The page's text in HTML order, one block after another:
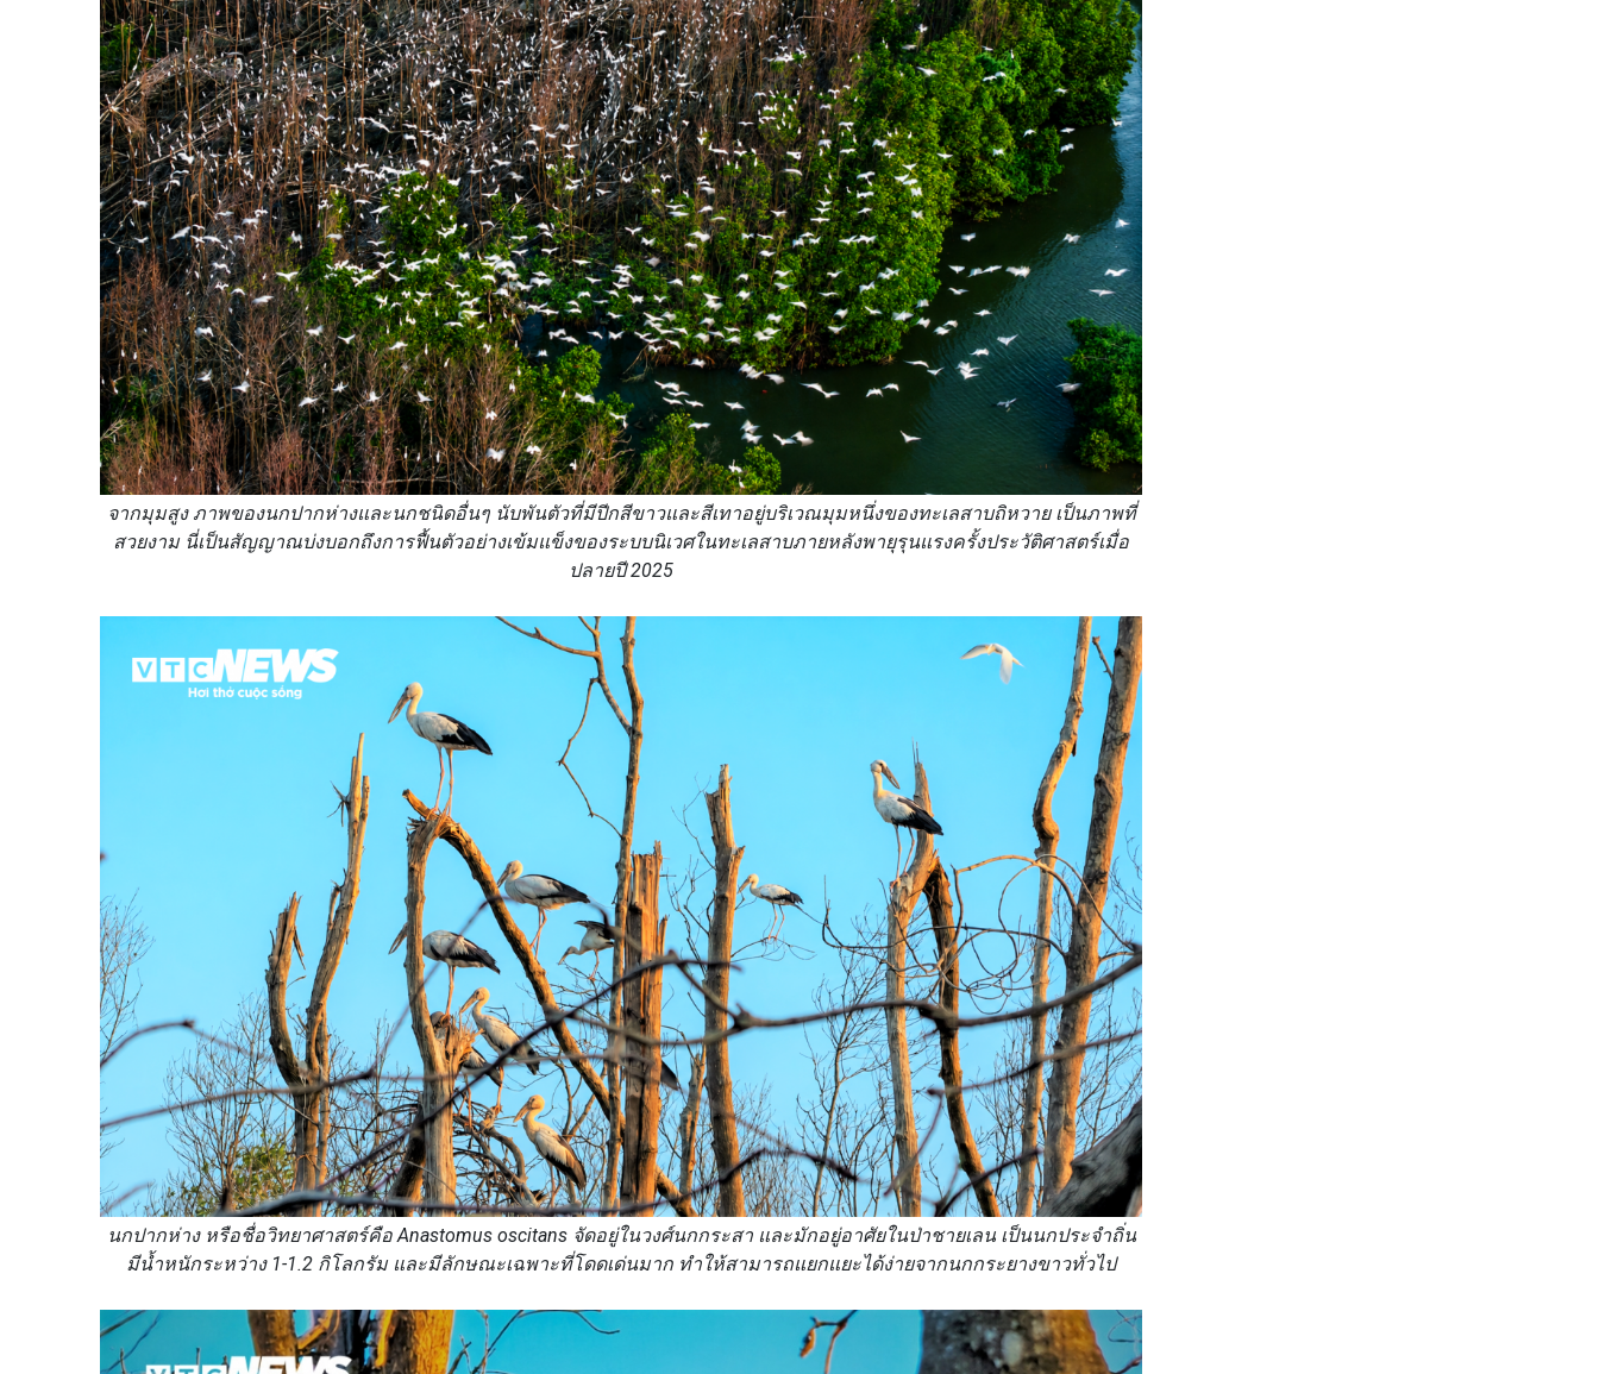
จากมุมสูง ภาพของนกปากห่างและนกชนิดอื่นๆ นับพันตัวที่มีปีกสีขาวและสีเทาอยู่บริเวณมุมหนึ่งของทะเลสาบถิหวาย เป็นภาพที่
สวยงาม นี่เป็นสัญญาณบ่งบอกถึงการฟื้นตัวอย่างเข้มแข็งของระบบนิเวศในทะเลสาบภายหลังพายุรุนแรงครั้งประวัติศาสตร์เมื่อ
ปลายปี 2025
นกปากห่าง หรือชื่อวิทยาศาสตร์คือ Anastomus oscitans จัดอยู่ในวงศ์นกกระสา และมักอยู่อาศัยในป่าชายเลน เป็นนกประจำถิ่น
มีน้ำหนักระหว่าง 1-1.2 กิโลกรัม และมีลักษณะเฉพาะที่โดดเด่นมาก ทำให้สามารถแยกแยะได้ง่ายจากนกกระยางขาวทั่วไป